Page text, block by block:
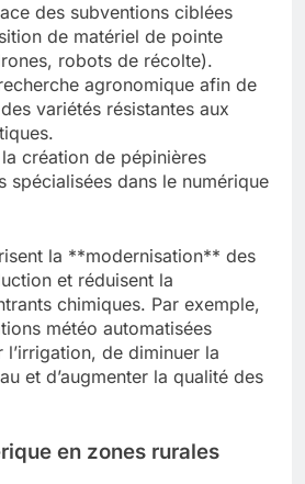
des subventions ciblées
de matériel de pointe
robots de récolte).
agronomique afin de
variétés résistantes aux
création de pépinières
spécialisées dans le numérique
la **modernisation** des
et réduisent la
chimiques. Par exemple,
météo automatisées
l’irrigation, de diminuer la
et d’augmenter la qualité des
en zones rurales